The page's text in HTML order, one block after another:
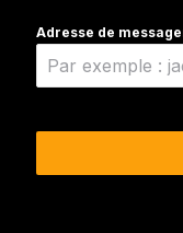
Adresse de